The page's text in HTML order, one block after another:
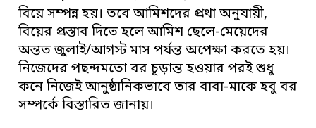
বিয়ে সম্পন্ন হয়। তবে আমিশদের প্রথা অনুযায়ী,
বিয়ের প্রস্তাব দিতে হলে আমিশ ছেলে-মেয়েদের
অন্তত জুলাই/আগস্ট মাস পর্যন্ত অপেক্ষা করতে হয়।
নিজেদের পছন্দমতো বর চূড়ান্ত হওয়ার পরই শুধু
কনে নিজেই আনুষ্ঠানিকভাবে তার বাবা-মাকে হবু বর
সম্পর্কে বিস্তারিত জানায়।